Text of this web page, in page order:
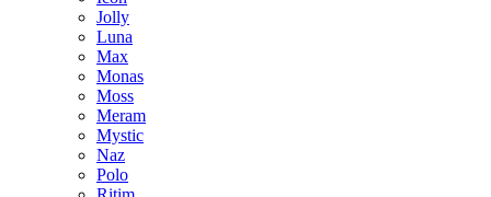
Jolly
Luna
Max
Monas
Moss
Meram
Mystic
Naz
Polo